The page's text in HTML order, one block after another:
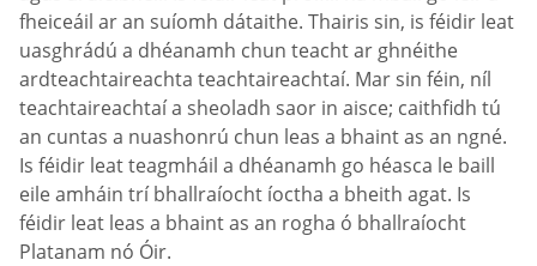
fheiceáil ar an suíomh dátaithe. Thairis sin, is féidir leat
uasghrádú a dhéanamh chun teacht ar ghnéithe
ardteachtaireachta teachtaireachtaí. Mar sin féin, níl
teachtaireachtaí a sheoladh saor in aisce; caithfidh tú
an cuntas a nuashonrú chun leas a bhaint as an ngné.
Is féidir leat teagmháil a dhéanamh go héasca le baill
eile amháin trí bhallraíocht íoctha a bheith agat. Is
féidir leat leas a bhaint as an rogha ó bhallraíocht
Platanam nó Óir.